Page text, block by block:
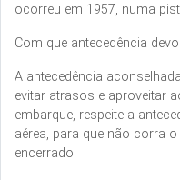
ocorreu em 1957, numa
Com que antecedência
A antecedência
evitar atrasos e aproveitar
embarque, respeite a
aérea, para que não corra
encerrado.